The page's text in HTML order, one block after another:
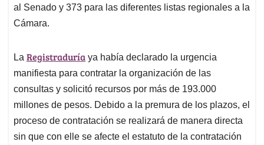
al Senado y 373 para las diferentes listas regionales a la
Cámara.
La Registraduría ya había declarado la urgencia
manifiesta para contratar la organización de las
consultas y solicitó recursos por más de 193.000
millones de pesos. Debido a la premura de los plazos, el
proceso de contratación se realizará de manera directa
sin que con elle se afecte el estatuto de la contratación